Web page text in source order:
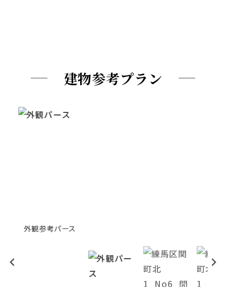
建物参考プラン
外観参考パース